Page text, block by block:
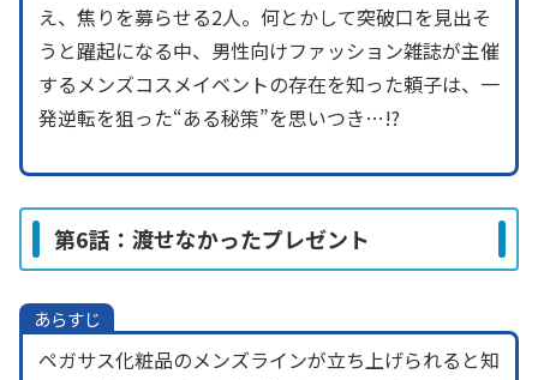
え、焦りを募らせる2人。何とかして突破口を見出そ
うと躍起になる中、男性向けファッション雑誌が主催
するメンズコスメイベントの存在を知った頼子は、一
発逆転を狙った“ある秘策”を思いつき…!?
第6話：渡せなかったプレゼント
あらすじ
ペガサス化粧品のメンズラインが立ち上げられると知